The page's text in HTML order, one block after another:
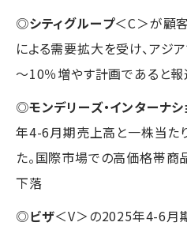
◎シティグループ＜C＞が顧
による需要拡大を受け、アジ
～10％増やす計画であると
◎モンデリーズ・インターナ
年4-6月期売上高と一株当た
た。国際市場での高価格帯商
下落
◎ビザ＜V＞の2025年4-6月